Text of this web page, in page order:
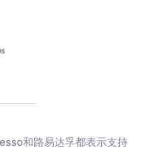
和路易达孚都表示支持